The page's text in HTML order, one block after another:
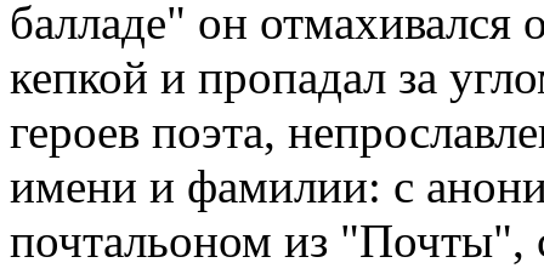
балладе" он отмахивался
кепкой и пропадал за
героев поэта,
имени и фамилии: с
почтальоном из